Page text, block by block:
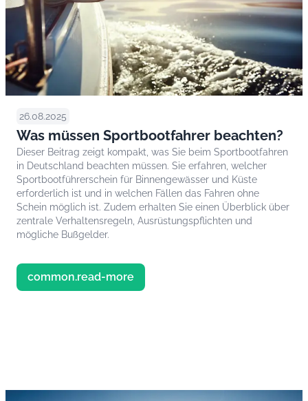
26.08.2025
Was müssen Sportbootfahrer beachten?
Dieser Beitrag zeigt kompakt, was Sie beim Sportbootfahren
in Deutschland beachten müssen. Sie erfahren, welcher
Sportbootführerschein für Binnengewässer und Küste
erforderlich ist und in welchen Fällen das Fahren ohne
Schein möglich ist. Zudem erhalten Sie einen Überblick über
zentrale Verhaltensregeln, Ausrüstungspflichten und
mögliche Bußgelder.
common.read-more